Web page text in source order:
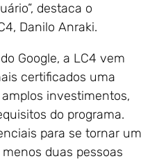
destaca o
Danilo Anraki.
Google, a LC4 vem
certificados uma
investimentos,
do programa.
para se tornar um
duas pessoas